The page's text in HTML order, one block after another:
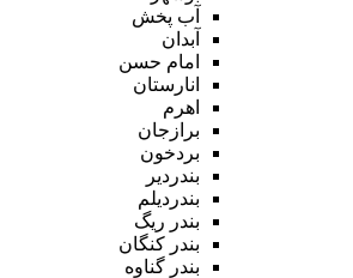
آب پخش
آبدان
امام حسن
انارستان
اهرم
برازجان
بردخون
بندردیر
بندردیلم
بندر ریگ
بندر کنگان
بندر گناوه